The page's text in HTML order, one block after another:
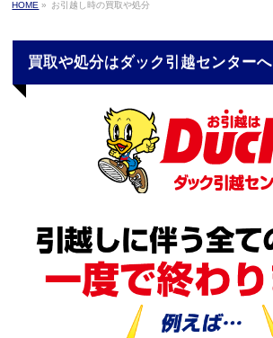
HOME » お引越し時の買取や処分
買取や処分はダック引越センターへ